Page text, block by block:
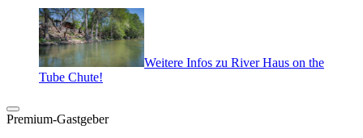
Weitere Infos zu River Haus on the
Tube Chute!
Premium-Gastgeber